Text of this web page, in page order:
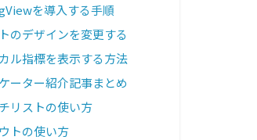
を導入する手順
のデザインを変更する
ル指標を表示する方法
ーター紹介記事まとめ
リストの使い方
トの使い方